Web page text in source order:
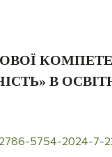
В
5754-2024-7-